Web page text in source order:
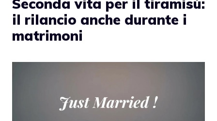
Seconda vita per il tiramisù:
il rilancio anche durante i
matrimoni